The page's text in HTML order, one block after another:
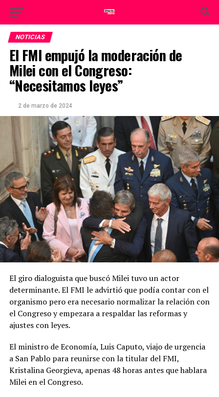
NOTICIAS
El FMI empujó la moderación de
Milei con el Congreso:
“Necesitamos leyes”
2 de marzo de 2024
El giro dialoguista que buscó Milei tuvo un actor
determinante. El FMI le advirtió que podía contar con el
organismo pero era necesario normalizar la relación con
el Congreso y empezara a respaldar las reformas y
ajustes con leyes.
El ministro de Economía, Luis Caputo, viajo de urgencia
a San Pablo para reunirse con la titular del FMI,
Kristalina Georgieva, apenas 48 horas antes que hablara
Milei en el Congreso.